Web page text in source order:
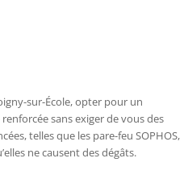
sur-École, opter pour un
sans exiger de vous des
telles que les pare-feu SOPHOS,
ne causent des dégâts.